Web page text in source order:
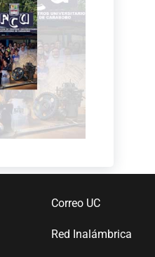
Correo UC
Red Inalámbrica